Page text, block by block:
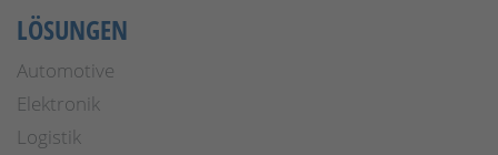
LÖSUNGEN
Automotive
Elektronik
Logistik